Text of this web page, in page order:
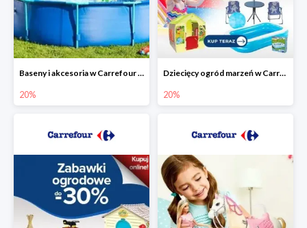
Baseny i akcesoria w Carrefour do -20%
20%
Dziecięcy ogród marzeń w Carrefour do -20%
20%